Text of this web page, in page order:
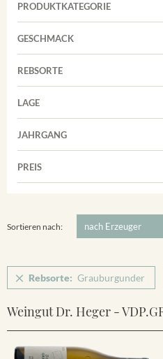
PRODUKTKATEGORIE
Cuvées
Rosé
Weißwein
GESCHMACK
Trocken
REBSORTE
Chardonnay
Grauburgunder
Riesling
Spätburgunder
LAGE
Achkarrer Schlossberg
Vorderer Winklerberg
Winklerberg Hinter Winklen
JAHRGANG
PREIS
Sortieren nach:
Rebsorte: Grauburgunder
Weingut Dr. Heger -